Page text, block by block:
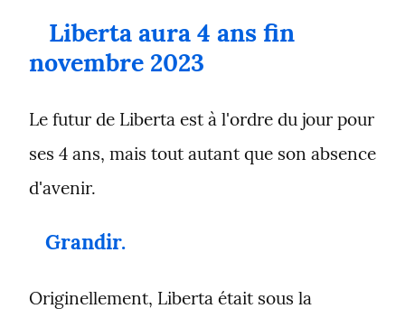
Liberta aura 4 ans fin
novembre 2023
Le futur de Liberta est à l'ordre du jour pour
ses 4 ans, mais tout autant que son absence
d'avenir.
Grandir.
Originellement, Liberta était sous la